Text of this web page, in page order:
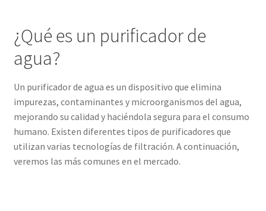
¿Qué es un purificador de
agua?
Un purificador de agua es un dispositivo que elimina
impurezas, contaminantes y microorganismos del agua,
mejorando su calidad y haciéndola segura para el consumo
humano. Existen diferentes tipos de purificadores que
utilizan varias tecnologías de filtración. A continuación,
veremos las más comunes en el mercado.